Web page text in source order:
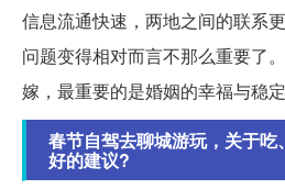
信息流通快速，两地之间的联系
问题变得相对而言不那么重要了
嫁，最重要的是婚姻的幸福与稳定
春节自驾去聊城游玩，关于
好的建议?